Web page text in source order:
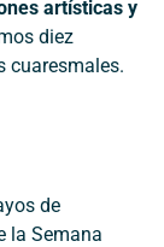
artísticas y
diez
cuaresmales.
de
la Semana